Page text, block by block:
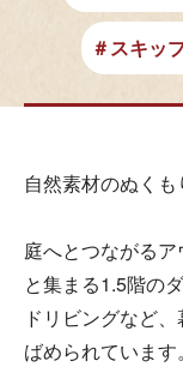
＃スキッ
自然素材のぬくも
庭へとつながる
と集まる1.5階の
ドリビングなど
ばめられています。